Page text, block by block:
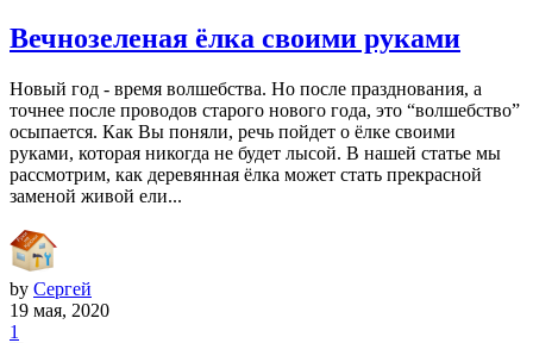
Вечнозеленая ёлка своими руками
Новый год - время волшебства. Но после празднования, а
точнее после проводов старого нового года, это “волшебство”
осыпается. Как Вы поняли, речь пойдет о ёлке своими
руками, которая никогда не будет лысой. В нашей статье мы
рассмотрим, как деревянная ёлка может стать прекрасной
заменой живой ели...
by Сергей
19 мая, 2020
1